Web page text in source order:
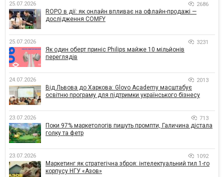
25.07.2026 2686
ROPO в дії: як онлайн впливає на офлайн-продажі —
дослідження COMFY
25.07.2026 3231
Як один оберт приніс Philips майже 10 мільйонів
переглядів
24.07.2026 2013
Від Львова до Харкова: Glovo Academy масштабує
освітню програму для підтримки українського бізнесу
23.07.2026 713
Поки 97% маркетологів пишуть промпти, Галичина дістала
голку та фетр
23.07.2026 1092
Маркетинг як стратегічна зброя: інтелектуальний тил 1-го
корпусу НГУ «Азов»